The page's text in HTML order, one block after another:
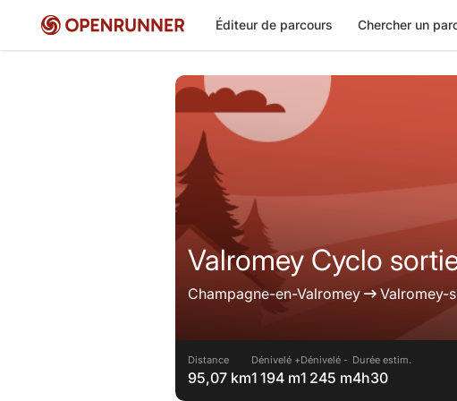
Éditeur de parcours Chercher un
Valromey Cyclo
Champagne-en-Valromey Valromey-
Distance
95,07 km
Dénivelé +
1 194 m
Dénivelé -
1 245 m
Durée estim.
4h30